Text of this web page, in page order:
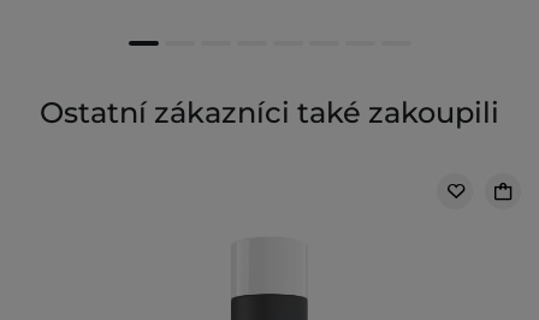
Ostatní zákazníci také zakoupili